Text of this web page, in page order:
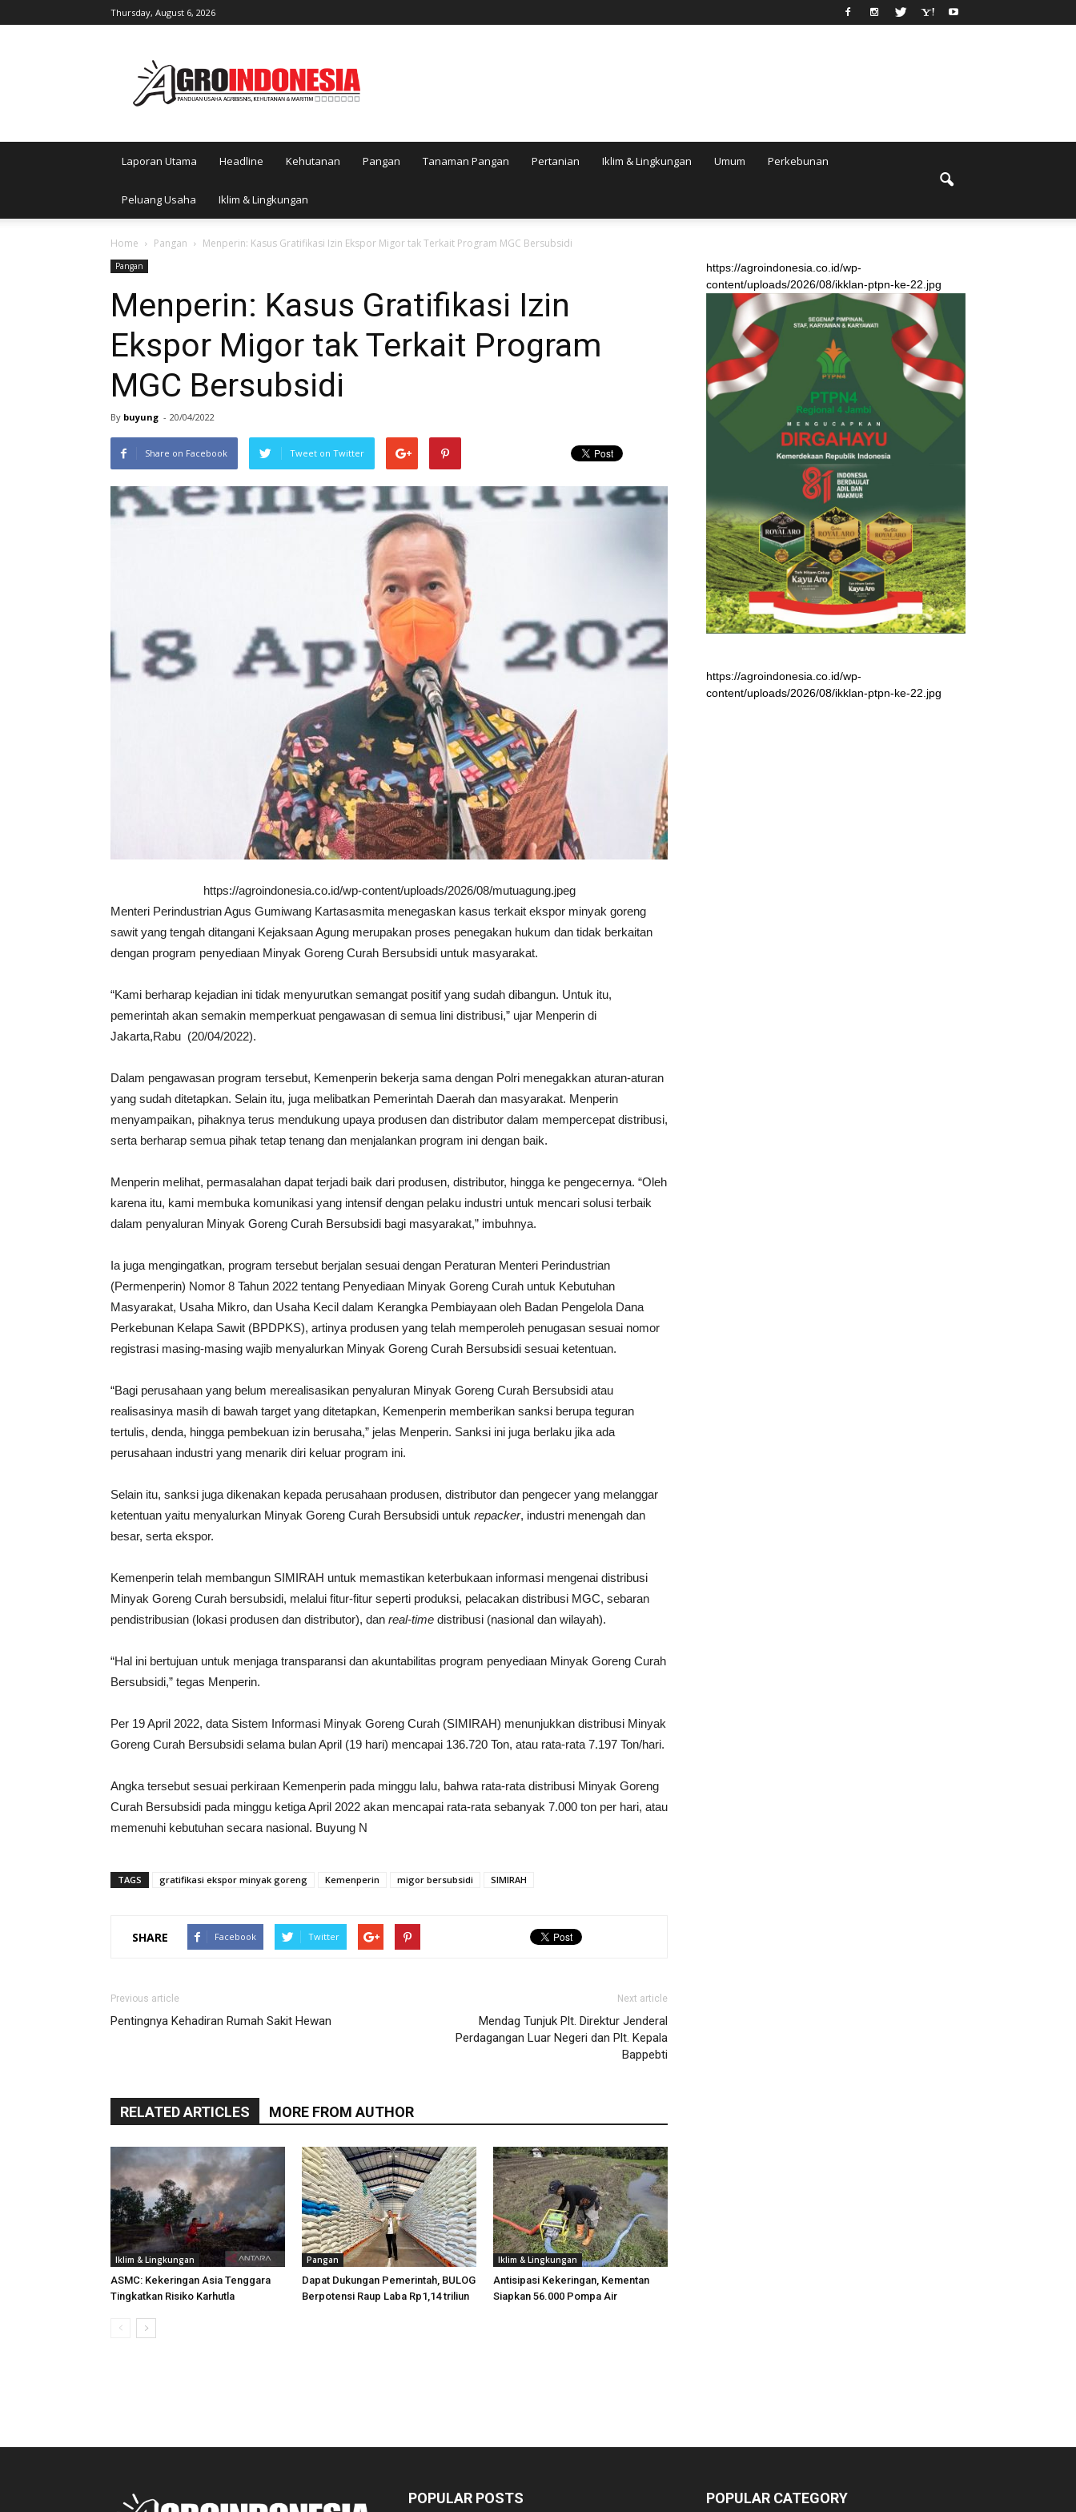
Thursday, August 6, 2026
Laporan Utama Headline Kehutanan Pangan Tanaman Pangan Pertanian Iklim & Lingkungan Umum Perkebunan
Peluang Usaha Iklim & Lingkungan
Home Pangan Menperin: Kasus Gratifikasi Izin Ekspor Migor tak Terkait Program MGC Bersubsidi
Pangan
Menperin: Kasus Gratifikasi Izin
Ekspor Migor tak Terkait Program
MGC Bersubsidi
By buyung - 20/04/2022
Share on Facebook Tweet on Twitter
https://agroindonesia.co.id/wp-content/uploads/2026/08/mutuagung.jpeg
Menteri Perindustrian Agus Gumiwang Kartasasmita menegaskan kasus terkait ekspor minyak goreng
sawit yang tengah ditangani Kejaksaan Agung merupakan proses penegakan hukum dan tidak berkaitan
dengan program penyediaan Minyak Goreng Curah Bersubsidi untuk masyarakat.
“Kami berharap kejadian ini tidak menyurutkan semangat positif yang sudah dibangun. Untuk itu,
pemerintah akan semakin memperkuat pengawasan di semua lini distribusi,” ujar Menperin di
Jakarta,Rabu (20/04/2022).
Dalam pengawasan program tersebut, Kemenperin bekerja sama dengan Polri menegakkan aturan-aturan
yang sudah ditetapkan. Selain itu, juga melibatkan Pemerintah Daerah dan masyarakat. Menperin
menyampaikan, pihaknya terus mendukung upaya produsen dan distributor dalam mempercepat distribusi,
serta berharap semua pihak tetap tenang dan menjalankan program ini dengan baik.
Menperin melihat, permasalahan dapat terjadi baik dari produsen, distributor, hingga ke pengecernya. “Oleh
karena itu, kami membuka komunikasi yang intensif dengan pelaku industri untuk mencari solusi terbaik
dalam penyaluran Minyak Goreng Curah Bersubsidi bagi masyarakat,” imbuhnya.
Ia juga mengingatkan, program tersebut berjalan sesuai dengan Peraturan Menteri Perindustrian
(Permenperin) Nomor 8 Tahun 2022 tentang Penyediaan Minyak Goreng Curah untuk Kebutuhan
Masyarakat, Usaha Mikro, dan Usaha Kecil dalam Kerangka Pembiayaan oleh Badan Pengelola Dana
Perkebunan Kelapa Sawit (BPDPKS), artinya produsen yang telah memperoleh penugasan sesuai nomor
registrasi masing-masing wajib menyalurkan Minyak Goreng Curah Bersubsidi sesuai ketentuan.
“Bagi perusahaan yang belum merealisasikan penyaluran Minyak Goreng Curah Bersubsidi atau
realisasinya masih di bawah target yang ditetapkan, Kemenperin memberikan sanksi berupa teguran
tertulis, denda, hingga pembekuan izin berusaha,” jelas Menperin. Sanksi ini juga berlaku jika ada
perusahaan industri yang menarik diri keluar program ini.
Selain itu, sanksi juga dikenakan kepada perusahaan produsen, distributor dan pengecer yang melanggar
ketentuan yaitu menyalurkan Minyak Goreng Curah Bersubsidi untuk repacker, industri menengah dan
besar, serta ekspor.
Kemenperin telah membangun SIMIRAH untuk memastikan keterbukaan informasi mengenai distribusi
Minyak Goreng Curah bersubsidi, melalui fitur-fitur seperti produksi, pelacakan distribusi MGC, sebaran
pendistribusian (lokasi produsen dan distributor), dan real-time distribusi (nasional dan wilayah).
“Hal ini bertujuan untuk menjaga transparansi dan akuntabilitas program penyediaan Minyak Goreng Curah
Bersubsidi,” tegas Menperin.
Per 19 April 2022, data Sistem Informasi Minyak Goreng Curah (SIMIRAH) menunjukkan distribusi Minyak
Goreng Curah Bersubsidi selama bulan April (19 hari) mencapai 136.720 Ton, atau rata-rata 7.197 Ton/hari.
Angka tersebut sesuai perkiraan Kemenperin pada minggu lalu, bahwa rata-rata distribusi Minyak Goreng
Curah Bersubsidi pada minggu ketiga April 2022 akan mencapai rata-rata sebanyak 7.000 ton per hari, atau
memenuhi kebutuhan secara nasional. Buyung N
TAGS gratifikasi ekspor minyak goreng Kemenperin migor bersubsidi SIMIRAH
SHARE Facebook Twitter
Previous article
Pentingnya Kehadiran Rumah Sakit Hewan
Next article
Mendag Tunjuk Plt. Direktur Jenderal
Perdagangan Luar Negeri dan Plt. Kepala
Bappebti
RELATED ARTICLES MORE FROM AUTHOR
Iklim & Lingkungan
ASMC: Kekeringan Asia Tenggara
Tingkatkan Risiko Karhutla
Pangan
Dapat Dukungan Pemerintah, BULOG
Berpotensi Raup Laba Rp1,14 triliun
Iklim & Lingkungan
Antisipasi Kekeringan, Kementan
Siapkan 56.000 Pompa Air
https://agroindonesia.co.id/wp-
content/uploads/2026/08/ikklan-ptpn-ke-22.jpg
https://agroindonesia.co.id/wp-
content/uploads/2026/08/ikklan-ptpn-ke-22.jpg
POPULAR POSTS POPULAR CATEGORY